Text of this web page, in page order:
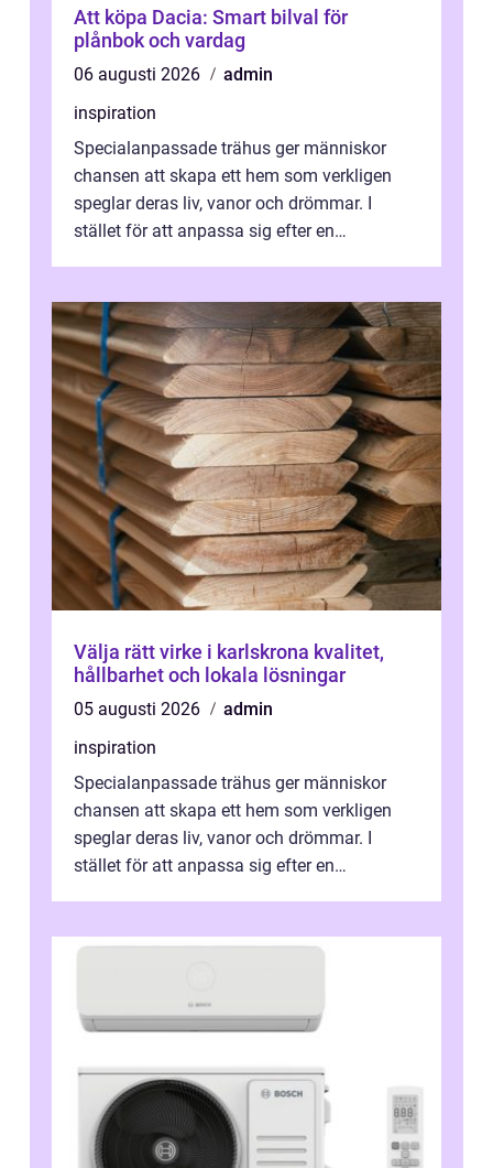
Att köpa Dacia: Smart bilval för
plånbok och vardag
06 augusti 2026
admin
inspiration
Specialanpassade trähus ger människor
chansen att skapa ett hem som verkligen
speglar deras liv, vanor och drömmar. I
stället för att anpassa sig efter en
Välja rätt virke i karlskrona kvalitet,
hållbarhet och lokala lösningar
05 augusti 2026
admin
inspiration
Specialanpassade trähus ger människor
chansen att skapa ett hem som verkligen
speglar deras liv, vanor och drömmar. I
stället för att anpassa sig efter en